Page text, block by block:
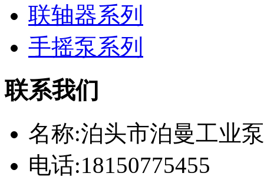
联轴器系列
手摇泵系列
联系我们
名称:泊头市泊曼工业
电话:18150775455